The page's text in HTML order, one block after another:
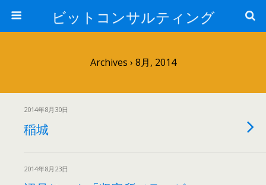
ビットコンサルティング
Archives › 8月, 2014
2014年8月30日
稲城
2014年8月23日